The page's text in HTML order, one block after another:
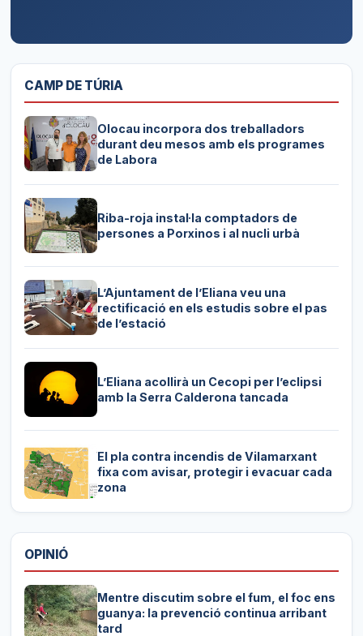
CAMP DE TÚRIA
Olocau incorpora dos treballadors
durant deu mesos amb els programes
de Labora
Riba-roja instal·la comptadors de
persones a Porxinos i al nucli urbà
L’Ajuntament de l’Eliana veu una
rectificació en els estudis sobre el pas
de l’estació
L’Eliana acollirà un Cecopi per l’eclipsi
amb la Serra Calderona tancada
El pla contra incendis de Vilamarxant
fixa com avisar, protegir i evacuar cada
zona
OPINIÓ
Mentre discutim sobre el fum, el foc ens
guanya: la prevenció continua arribant
tard